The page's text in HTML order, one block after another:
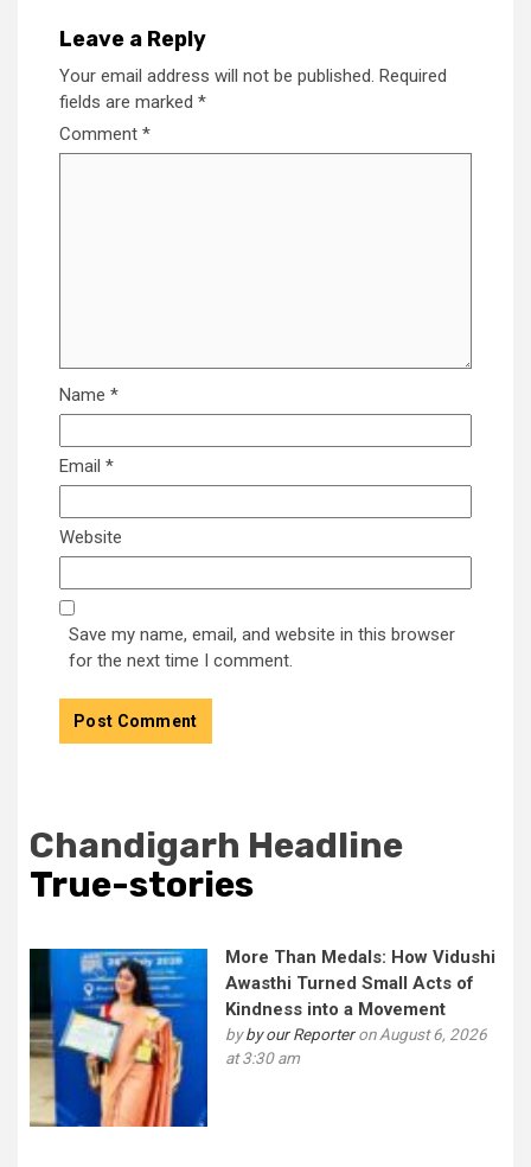
Leave a Reply
Your email address will not be published. Required
fields are marked *
Comment *
Name *
Email *
Website
Save my name, email, and website in this browser
for the next time I comment.
Chandigarh Headline
True-stories
More Than Medals: How Vidushi
Awasthi Turned Small Acts of
Kindness into a Movement
byby our Reporteron August 6, 2026
at 3:30 am